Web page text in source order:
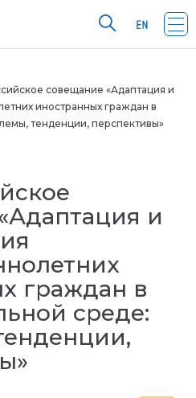
совещание «Адаптация и
иностранных граждан в
тенденции, перспективы»
и
граждан в
среде: